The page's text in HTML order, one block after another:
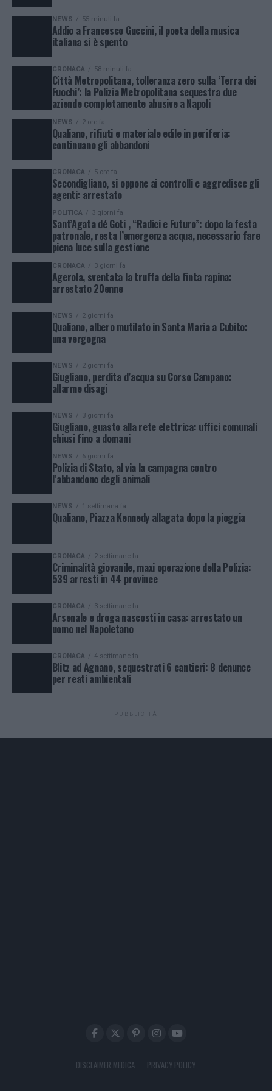
NEWS 55 minuti fa
Addio a Francesco Guccini, il poeta della musica
italiana si è spento
CRONACA 58 minuti fa
Città Metropolitana, tolleranza zero sulla ‘Terra dei
Fuochi’: la Polizia Metropolitana sequestra due
aziende completamente abusive a Napoli
NEWS 2 ore fa
Qualiano, rifiuti e materiale edile in periferia:
continuano gli abbandoni
CRONACA 5 ore fa
Secondigliano, si oppone ai controlli e aggredisce gli
agenti: arrestato
POLITICA 3 giorni fa
Sant’Agata dé Goti , “Radici e Futuro”: dopo la festa
patronale, resta l’emergenza acqua, necessario fare
piena luce sulla gestione
CRONACA 3 giorni fa
Agerola, sventata la truffa della finta rapina:
arrestato 20enne
NEWS 2 giorni fa
Qualiano, albero mutilato in Santa Maria a Cubito:
una vergogna
NEWS 2 giorni fa
Giugliano, perdita d’acqua su Corso Campano:
allarme disagi
NEWS 3 giorni fa
Giugliano, guasto alla rete elettrica: uffici comunali
chiusi fino a domani
NEWS 6 giorni fa
Polizia di Stato, al via la campagna contro
l’abbandono degli animali
NEWS 1 settimana fa
Qualiano, Piazza Kennedy allagata dopo la pioggia
CRONACA 2 settimane fa
Criminalità giovanile, maxi operazione della Polizia:
539 arresti in 44 province
CRONACA 3 settimane fa
Arsenale e droga nascosti in casa: arrestato un
uomo nel Napoletano
CRONACA 4 settimane fa
Blitz ad Agnano, sequestrati 6 cantieri: 8 denunce
per reati ambientali
PUBBLICITÀ
DISCLAIMER MEDICA PRIVACY POLICY